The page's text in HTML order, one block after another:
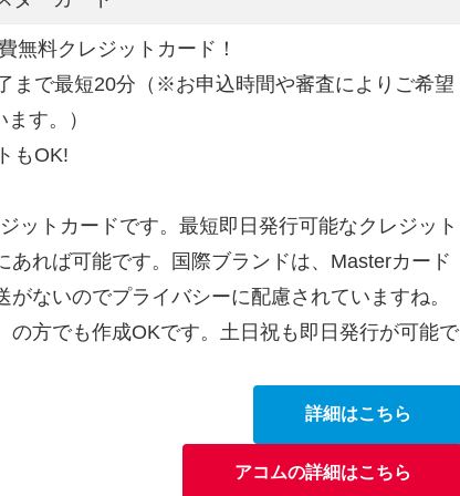
無料クレジットカード！
まで最短20分（※お申込時間や審査によりご希望
す。）
もOK!
ットカードです。最短即日発行可能なクレジット
れば可能です。国際ブランドは、Masterカード
ないのでプライバシーに配慮されていますね。
方でも作成OKです。土日祝も即日発行が可能で
詳細はこちら
アコムの詳細はこちら